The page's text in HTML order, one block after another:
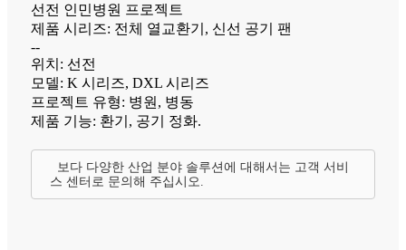
선전 인민병원 프로젝트
제품 시리즈: 전체 열교환기, 신선 공기 팬
--
위치: 선전
모델: K 시리즈, DXL 시리즈
프로젝트 유형: 병원, 병동
제품 기능: 환기, 공기 정화.
보다 다양한 산업 분야 솔루션에 대해서는 고객 서비
스 센터로 문의해 주십시오.